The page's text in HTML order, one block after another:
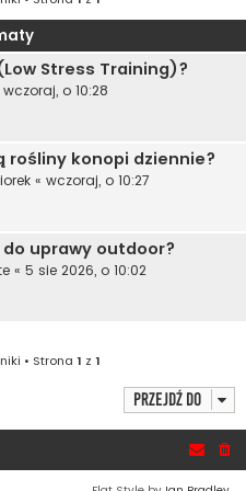
Stress Training)?
wczoraj, o 10:28
rośliny konopi dziennie?
« wczoraj, o 10:27
uprawy outdoor?
« 5 sie 2026, o 10:02
• Strona 1 z 1
Przejdź do